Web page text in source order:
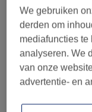
We gebruiken
derden om
mediafuncties te
analyseren. We
van onze
advertentie- en